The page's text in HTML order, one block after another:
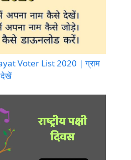
Voter List 2020 | ग्राम
देखें